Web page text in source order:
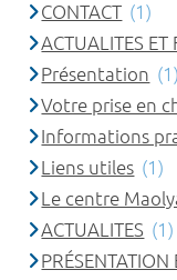
CONTACT (1)
ACTUALITES
Présentation (1)
Votre prise en
Informations
Liens utiles (1)
Le centre
ACTUALITES (1)
PRÉSENTATION